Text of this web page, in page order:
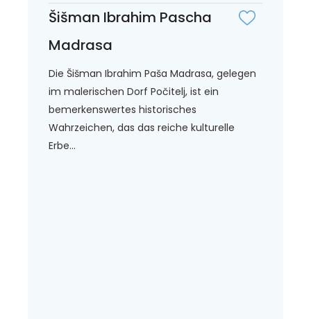
Šišman Ibrahim Pascha
Madrasa
Die Šišman Ibrahim Paša Madrasa, gelegen
im malerischen Dorf Počitelj, ist ein
bemerkenswertes historisches
Wahrzeichen, das das reiche kulturelle
Erbe...